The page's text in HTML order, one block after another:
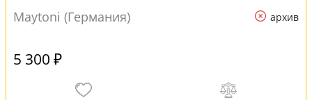
Maytoni (Германия)
архив
5 300 ₽